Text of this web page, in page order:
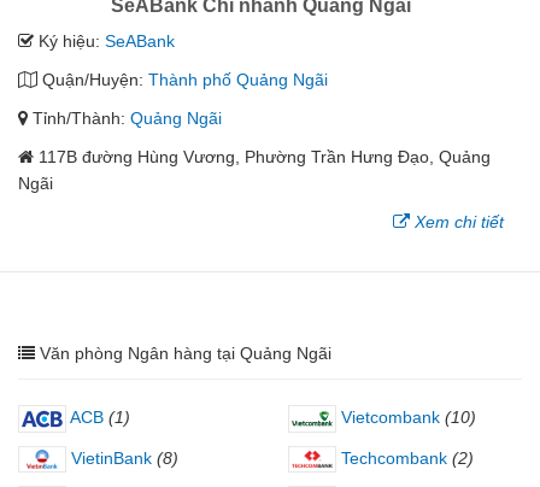
SeABank Chi nhánh Quảng Ngãi
Ký hiệu: SeABank
Quận/Huyện: Thành phố Quảng Ngãi
Tỉnh/Thành: Quảng Ngãi
117B đường Hùng Vương, Phường Trần Hưng Đạo, Quảng
Ngãi
Xem chi tiết
Văn phòng Ngân hàng tại Quảng Ngãi
ACB (1) Vietcombank (10)
VietinBank (8) Techcombank (2)